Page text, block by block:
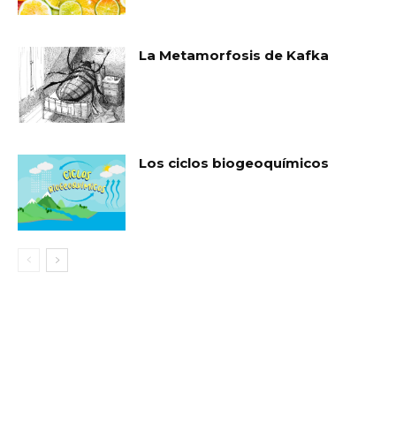
La Metamorfosis de Kafka
Los ciclos biogeoquímicos